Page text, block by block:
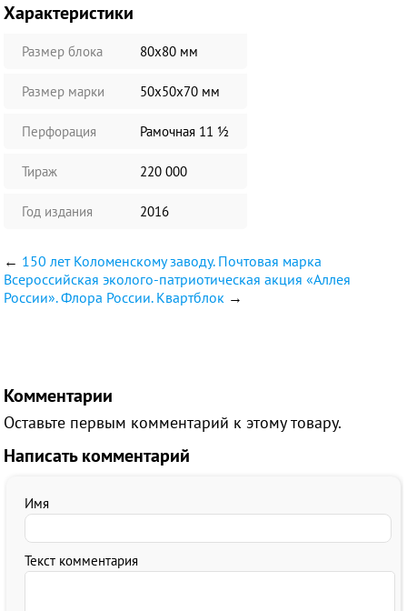
Характеристики
Размер блока 80х80 мм
Размер марки 50х50х70 мм
Перфорация Рамочная 11 ½
Тираж 220 000
Год издания 2016
← 150 лет Коломенскому заводу. Почтовая марка
Всероссийская эколого-патриотическая акция «Аллея
России». Флора России. Квартблок →
Комментарии
Оставьте первым комментарий к этому товару.
Написать комментарий
Имя
Текст комментария